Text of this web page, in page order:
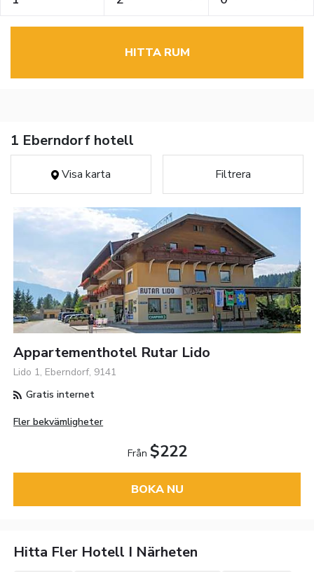
HITTA RUM
1 Eberndorf hotell
Visa karta Filtrera
Appartementhotel Rutar Lido
Lido 1, Eberndorf, 9141
Gratis internet
Fler bekvämligheter
Från $222
BOKA NU
Hitta Fler Hotell I Närheten